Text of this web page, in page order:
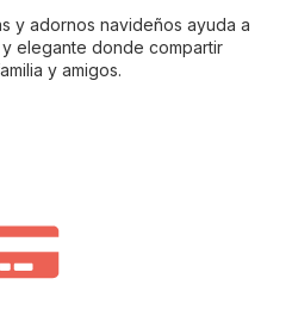
y adornos navideños ayuda a
elegante donde compartir
y amigos.